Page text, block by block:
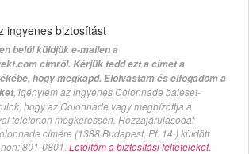
ingyenes biztosítást
belül küldjük e-mailen a
címről. Kérjük tedd ezt a címet a
hogy megkapd. Elolvastam és elfogadom a
, igénylem az ingyenes Colonnade baleset-
hogy az Colonnade vagy megbízottja a
telefonon megkeressen. Hozzájárulásodat
címére (1388 Budapest, Pf. 14.) küldött
801-0801. Letöltöm a biztosítási feltételeket.